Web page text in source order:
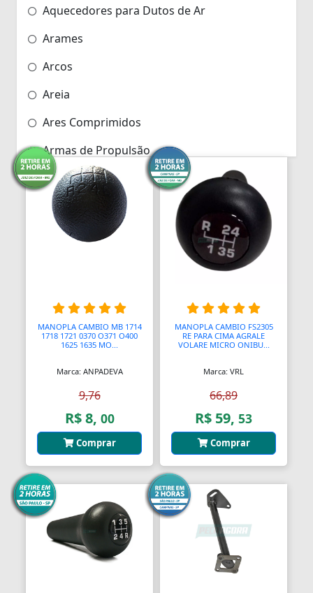
Aquecedores para Dutos de Ar
Arames
Arcos
Areia
Ares Comprimidos
Armas de Propulsão
Armações
Aros
Aros
Assento Sanitário
Assentos de Banheiras
Automodelismo
Automáticas
Automóveis
Aventais
Aviões
Bagageiros Gradeados
Balancins
MANOPLA CAMBIO MB 1714
1718 1721 0370 O371 O400
1625 1635 MO...
Marca: ANPADEVA
9,76
R$ 8, 00
Comprar
MANOPLA CAMBIO FS2305
RE PARA CIMA AGRALE
VOLARE MICRO ONIBU...
Marca: VRL
66,89
R$ 59, 53
Comprar